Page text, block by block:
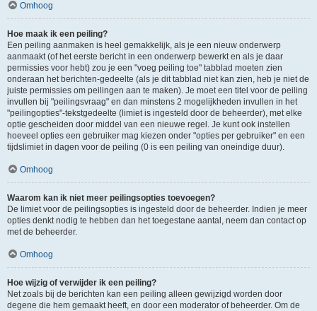
Omhoog
Hoe maak ik een peiling?
Een peiling aanmaken is heel gemakkelijk, als je een nieuw onderwerp
aanmaakt (of het eerste bericht in een onderwerp bewerkt en als je daar
permissies voor hebt) zou je een "voeg peiling toe" tabblad moeten zien
onderaan het berichten-gedeelte (als je dit tabblad niet kan zien, heb je niet de
juiste permissies om peilingen aan te maken). Je moet een titel voor de peiling
invullen bij "peilingsvraag" en dan minstens 2 mogelijkheden invullen in het
"peilingopties"-tekstgedeelte (limiet is ingesteld door de beheerder), met elke
optie gescheiden door middel van een nieuwe regel. Je kunt ook instellen
hoeveel opties een gebruiker mag kiezen onder "opties per gebruiker" en een
tijdslimiet in dagen voor de peiling (0 is een peiling van oneindige duur).
Omhoog
Waarom kan ik niet meer peilingsopties toevoegen?
De limiet voor de peilingsopties is ingesteld door de beheerder. Indien je meer
opties denkt nodig te hebben dan het toegestane aantal, neem dan contact op
met de beheerder.
Omhoog
Hoe wijzig of verwijder ik een peiling?
Net zoals bij de berichten kan een peiling alleen gewijzigd worden door
degene die hem gemaakt heeft, en door een moderator of beheerder. Om de